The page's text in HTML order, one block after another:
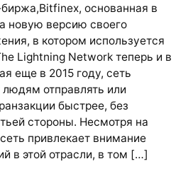
основанная в
новую версию своего
в котором используется
Lightning Network теперь и в
еще в 2015 году, сеть
отправлять или
быстрее, без
стороны. Несмотря на
привлекает внимание
в этой отрасли, в том […]